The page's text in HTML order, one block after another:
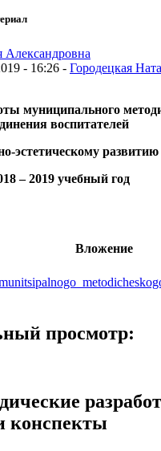
- 16:26 - Городецкая
муниципального
воспитателей
эстетическому развитию
– 2019 учебный год
Вложение
просмотр:
конспекты